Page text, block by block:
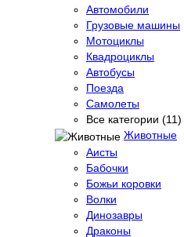
Автомобили
Грузовые машины
Мотоциклы
Квадроциклы
Автобусы
Поезда
Самолеты
Все категории (11)
Животные
Аисты
Бабочки
Божьи коровки
Волки
Динозавры
Драконы